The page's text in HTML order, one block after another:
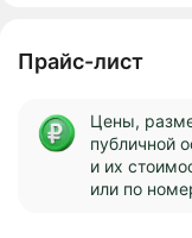
Прайс-лист
Цены,
публичной
и их
или по